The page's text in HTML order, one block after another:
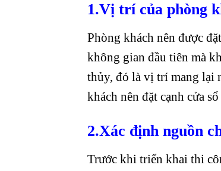
1.Vị trí của phòng
Phòng khách nên được
không gian đầu tiên mà
thủy, đó là vị trí mang lại
khách nên đặt cạnh cửa
2.Xác định nguồn
Trước khi triển khai thi